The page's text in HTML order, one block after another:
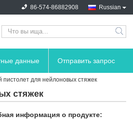
Russian
86-574-86882908
search
данные Отправить запрос
пистолет для нейлоновых стяжек
стяжек
информация о продукте: